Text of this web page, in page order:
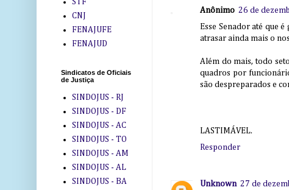
Anônimo 26 de
Esse Senador até que
atrasar ainda mais o
Além do mais, todo
quadros por
são despreparados e
LASTIMÁVEL.
Responder
Unknown 27 de
STF
CNJ
FENAJUFE
FENAJUD
Sindicatos de Oficiais
de Justiça
SINDOJUS - RJ
SINDOJUS - DF
SINDOJUS - AC
SINDOJUS - TO
SINDOJUS - AM
SINDOJUS - AL
SINDOJUS - BA